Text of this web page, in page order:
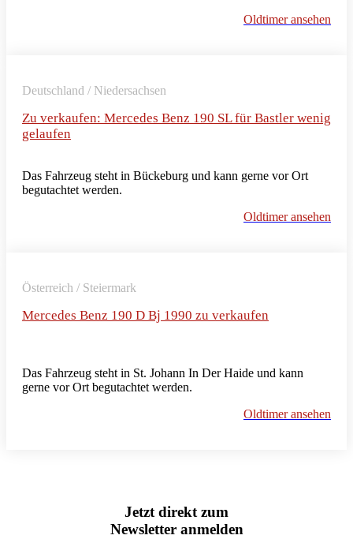
Oldtimer ansehen
Deutschland / Niedersachsen
Zu verkaufen: Mercedes Benz 190 SL für Bastler wenig
gelaufen
Das Fahrzeug steht in Bückeburg und kann gerne vor Ort
begutachtet werden.
Oldtimer ansehen
Österreich / Steiermark
Mercedes Benz 190 D Bj 1990 zu verkaufen
Das Fahrzeug steht in St. Johann In Der Haide und kann
gerne vor Ort begutachtet werden.
Oldtimer ansehen
Jetzt direkt zum
Newsletter anmelden